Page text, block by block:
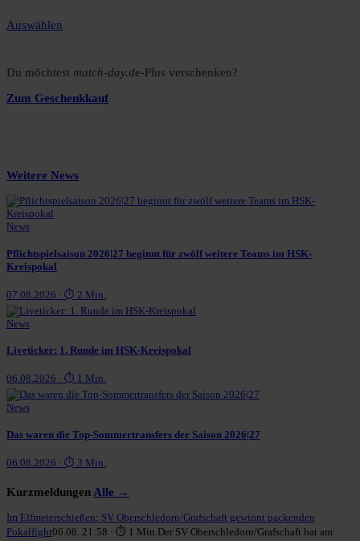
Auswählen
Du möchtest match-day.de-Plus verschenken?
Zum Geschenkkauf
Weitere News
News
Pflichtspielsaison 2026|27 beginnt für zwölf weitere Teams im HSK-
Kreispokal
07.08.2026 · ⏱ 2 Min.
News
Liveticker: 1. Runde im HSK-Kreispokal
06.08.2026 · ⏱ 1 Min.
News
Das waren die Top-Sommertransfers der Saison 2026|27
06.08.2026 · ⏱ 3 Min.
Kurzmeldungen Alle →
Im Elfmeterschießen: SV Oberschledorn/Grafschaft gewinnt packenden
Pokalfight06.08. 21:58 · ⏱ 1 Min.Der SV Oberschledorn/Grafschaft hat am